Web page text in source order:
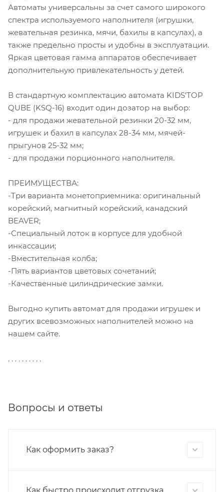
Автоматы универсальны за счет самого широкого
спектра используемого наполнителя (игрушки,
жевательная резинка, мячи, бахилы в капсулах), а
также предельно просты и удобны в эксплуатации.
Яркая цветовая гамма аппаратов обеспечивает
дополнительную привлекательность у детей.
В стандартную комплектацию автомата KIDS'TOP
QUBE (KSQ-16) входит один дозатор на выбор:
- для продажи жевательной резинки 20-32 мм,
игрушек и бахил в капсулах 28-34 мм, мячей-
прыгунов 25-32 мм;
- для продажи порционного наполнителя.
ПРЕИМУЩЕСТВА:
-Три варианта монетоприемника: оригинальный
корейский, магнитный корейский, канадский
BEAVER;
-Специальный лоток в корпусе для удобной
инкассации;
-Вместительная колба;
-Пять вариантов цветовых сочетаний;
-Качественные цилиндрические замки.
Выгодно купить автомат для продажи игрушек и
других всевозможных наполнителей можно на
нашем сайте.
. . . . . . . . . .
Вопросы и ответы
Как оформить заказ?
Как быстро происходит отгрузка